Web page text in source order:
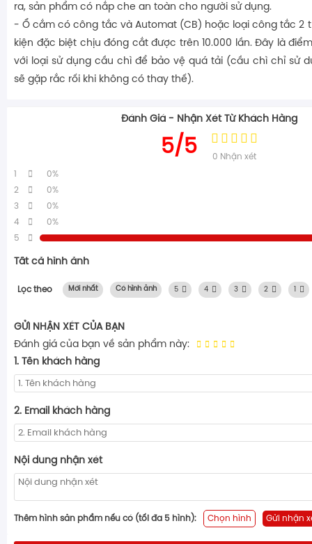
ra, sản phẩm có nắp che an toàn cho người sử dụng.
- Ổ cắm có công tắc và Automat (CB) hoặc loại công tắc 2
kiện đặc biệt chịu đóng cắt được trên 10.000 lần. Đây là
với loại sử dụng cầu chì để bảo vệ quá tải (cầu chì chỉ sử
sẽ gặp rắc rối khi không có thay thế).
Đánh Giá - Nhận Xét Từ Khách Hàng
5/5 0 Nhận xét
1
0%
2
0%
3
0%
4
0%
5
Tất cả hình ảnh
Lọc theo Mới nhất Có hình ảnh 5 4 3 2
GỬI NHẬN XÉT CỦA BẠN
Đánh giá của bạn về sản phẩm này:
1. Tên khách hàng
2. Email khách hàng
Nội dung nhận xét
Thêm hình sản phẩm nếu có (tối đa 5 hình): Chọn hình Gửi nhận